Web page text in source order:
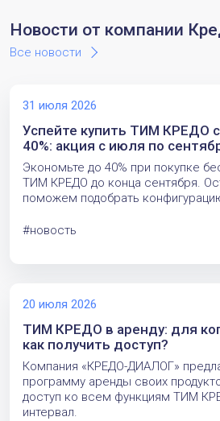
Новости от компании
Все новости
31 июля 2026
Успейте купить ТИМ КРЕДО
40%: акция с июля по
Экономьте до 40% при покупке
ТИМ КРЕДО до конца сентября.
поможем подобрать
#новость
20 июля 2026
ТИМ КРЕДО в аренду: для
как получить доступ?
Компания «КРЕДО-ДИАЛОГ»
программу аренды своих
доступ ко всем функциям ТИМ
интервал.